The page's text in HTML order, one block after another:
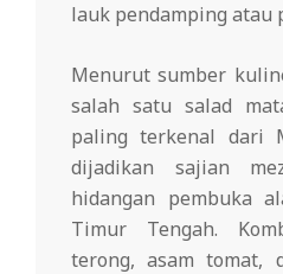
lauk pendamping atau
Menurut sumber
salah satu salad
paling terkenal dari
dijadikan sajian
hidangan pembuka
Timur Tengah.
terong, asam tomat,